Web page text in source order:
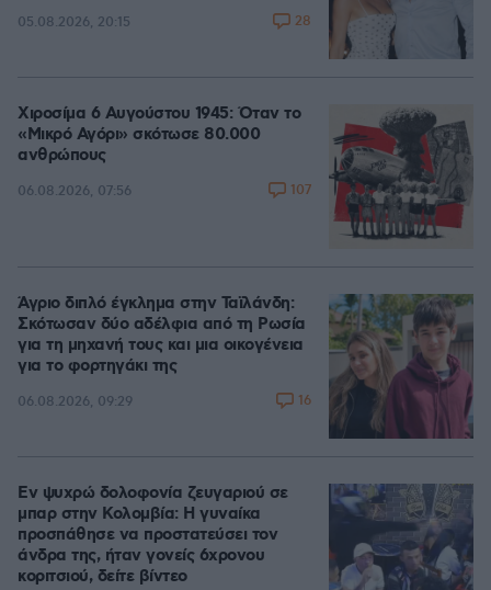
05.08.2026, 20:15 28
Χιροσίμα 6 Αυγούστου 1945: Όταν το
«Μικρό Αγόρι» σκότωσε 80.000
ανθρώπους
06.08.2026, 07:56 107
Άγριο διπλό έγκλημα στην Ταϊλάνδη:
Σκότωσαν δύο αδέλφια από τη Ρωσία
για τη μηχανή τους και μια οικογένεια
για το φορτηγάκι της
06.08.2026, 09:29 16
Εν ψυχρώ δολοφονία ζευγαριού σε
μπαρ στην Κολομβία: Η γυναίκα
προσπάθησε να προστατεύσει τον
άνδρα της, ήταν γονείς 6χρονου
κοριτσιού, δείτε βίντεο